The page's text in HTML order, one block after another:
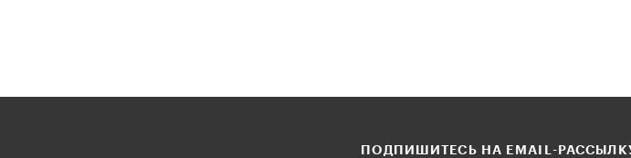
ПОДПИШИТЕСЬ НА EMAIL-